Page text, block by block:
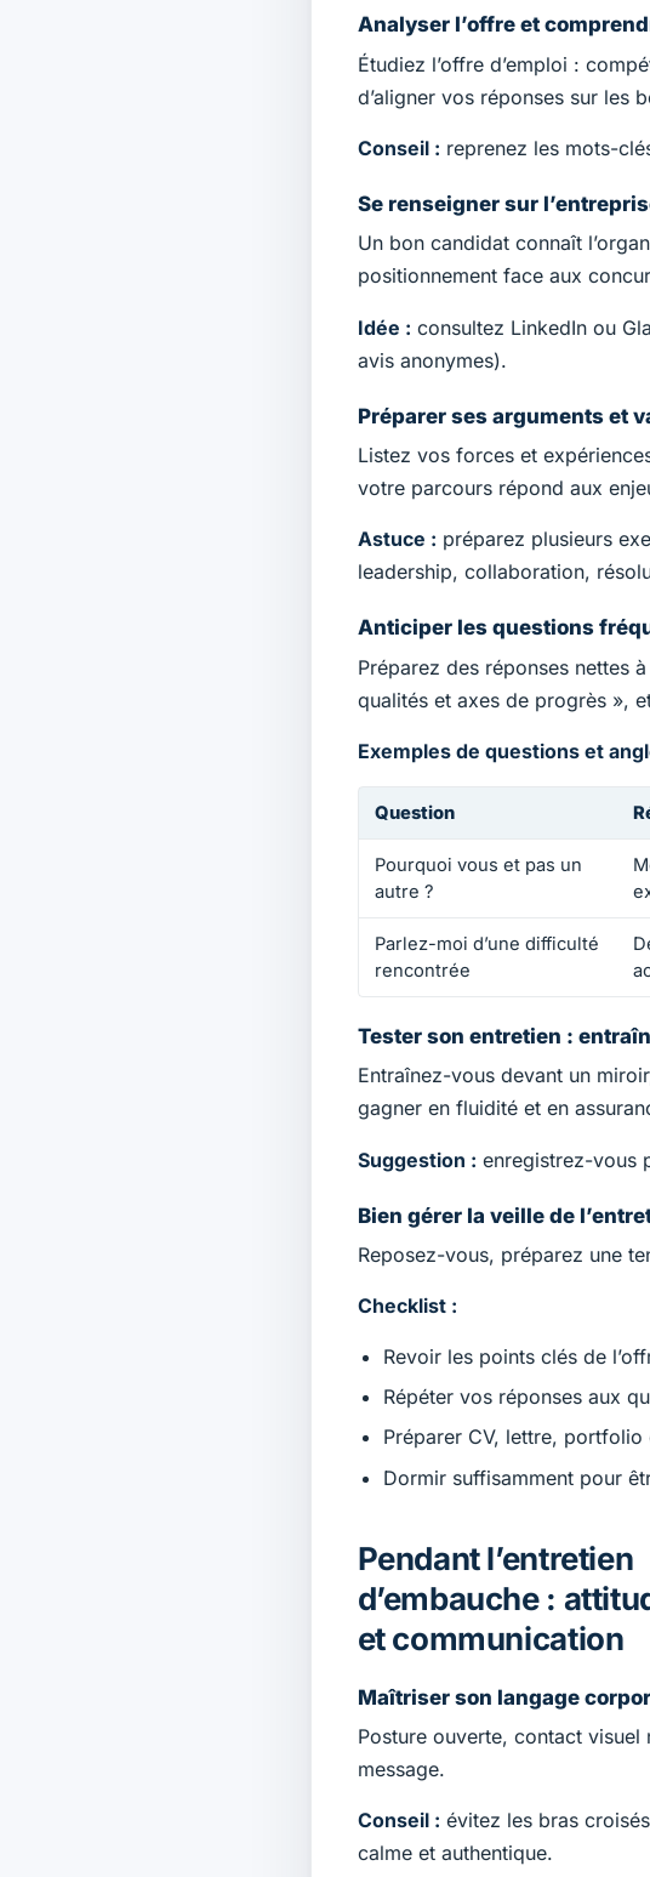
Analyser l’offre et
Étudiez l’offre d’emploi :
d’aligner vos réponses sur les
Conseil : reprenez les mots-
Se renseigner sur
Un bon candidat connaît
positionnement face aux
Idée : consultez LinkedIn ou
avis anonymes).
Préparer ses arguments et
Listez vos forces et
votre parcours répond aux
Astuce : préparez plusieurs
leadership, collaboration,
Anticiper les questions
Préparez des réponses nettes
qualités et axes de progrès »,
Exemples de questions et
Question
Pourquoi vous et pas un
autre ?
Parlez-moi d’une difficulté
rencontrée
Tester son entretien :
Entraînez-vous devant un
gagner en fluidité et en
Suggestion : enregistrez-vous
Bien gérer la veille de
Reposez-vous, préparez une
Checklist :
Revoir les points clés de
Répéter vos réponses aux
Préparer CV, lettre,
Dormir suffisamment pour
Pendant l’entretien
d’embauche :
et communication
Maîtriser son langage
Posture ouverte, contact
message.
Conseil : évitez les bras
calme et authentique.